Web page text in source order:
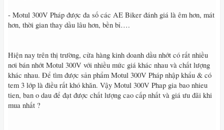
- Motul 300V Pháp được đa số các AE Biker đánh giá là êm hơn, mát
hơn, thời gian thay dầu lâu hơn, bền bỉ….
Hiện nay trên thị trường, cửa hàng kinh doanh dầu nhớt có rất nhiều
nơi bán nhớt Motul 300V với nhiều mức giá khác nhau và chất lượng
khác nhau. Để tìm được sản phẩm Motul 300V Pháp nhập khẩu & có
tem 3 lớp là điều rất khó khăn. Vậy Motul 300V Phap gia bao nhieu
tien, ban o dau để đạt được chất lượng cao cấp nhất và giá ưu đãi khi
mua nhất ?